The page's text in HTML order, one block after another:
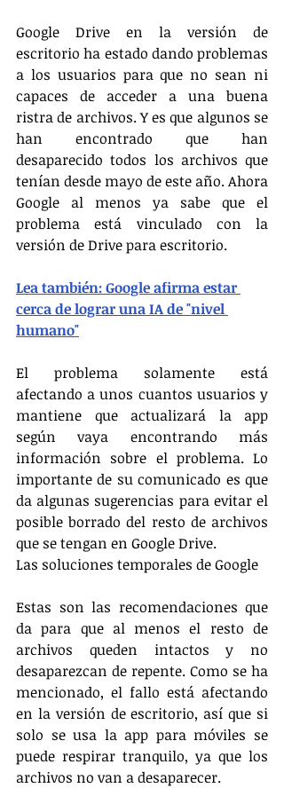
Google Drive en la versión de
escritorio ha estado dando problemas
a los usuarios para que no sean ni
capaces de acceder a una buena
ristra de archivos. Y es que algunos se
han encontrado que han
desaparecido todos los archivos que
tenían desde mayo de este año. Ahora
Google al menos ya sabe que el
problema está vinculado con la
versión de Drive para escritorio.
Lea también: Google afirma estar
cerca de lograr una IA de "nivel
humano"
El problema solamente está
afectando a unos cuantos usuarios y
mantiene que actualizará la app
según vaya encontrando más
información sobre el problema. Lo
importante de su comunicado es que
da algunas sugerencias para evitar el
posible borrado del resto de archivos
que se tengan en Google Drive.
Las soluciones temporales de Google
Estas son las recomendaciones que
da para que al menos el resto de
archivos queden intactos y no
desaparezcan de repente. Como se ha
mencionado, el fallo está afectando
en la versión de escritorio, así que si
solo se usa la app para móviles se
puede respirar tranquilo, ya que los
archivos no van a desaparecer.